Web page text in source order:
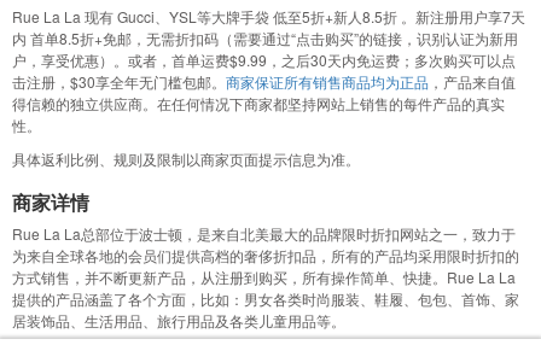
Rue La La 现有 Gucci、YSL等大牌手袋 低至5折+新人8.5折 。新注册用户享7天
内 首单8.5折+免邮，无需折扣码（需要通过“点击购买”的链接，识别认证为新用
户，享受优惠）。或者，首单运费$9.99，之后30天内免运费；多次购买可以点
击注册，$30享全年无门槛包邮。 商家保证所有销售商品均为正品 ，产品来自值
得信赖的独立供应商。在任何情况下商家都坚持网站上销售的每件产品的真实
性。
具体返利比例、规则及限制以商家页面提示信息为准。
商家详情
Rue La La总部位于波士顿，是来自北美最大的品牌限时折扣网站之一，致力于
为来自全球各地的会员们提供高档的奢侈折扣品，所有的产品均采用限时折扣的
方式销售，并不断更新产品，从注册到购买，所有操作简单、快捷。Rue La La
提供的产品涵盖了各个方面，比如：男女各类时尚服装、鞋履、包包、首饰、家
居装饰品、生活用品、旅行用品及各类儿童用品等。